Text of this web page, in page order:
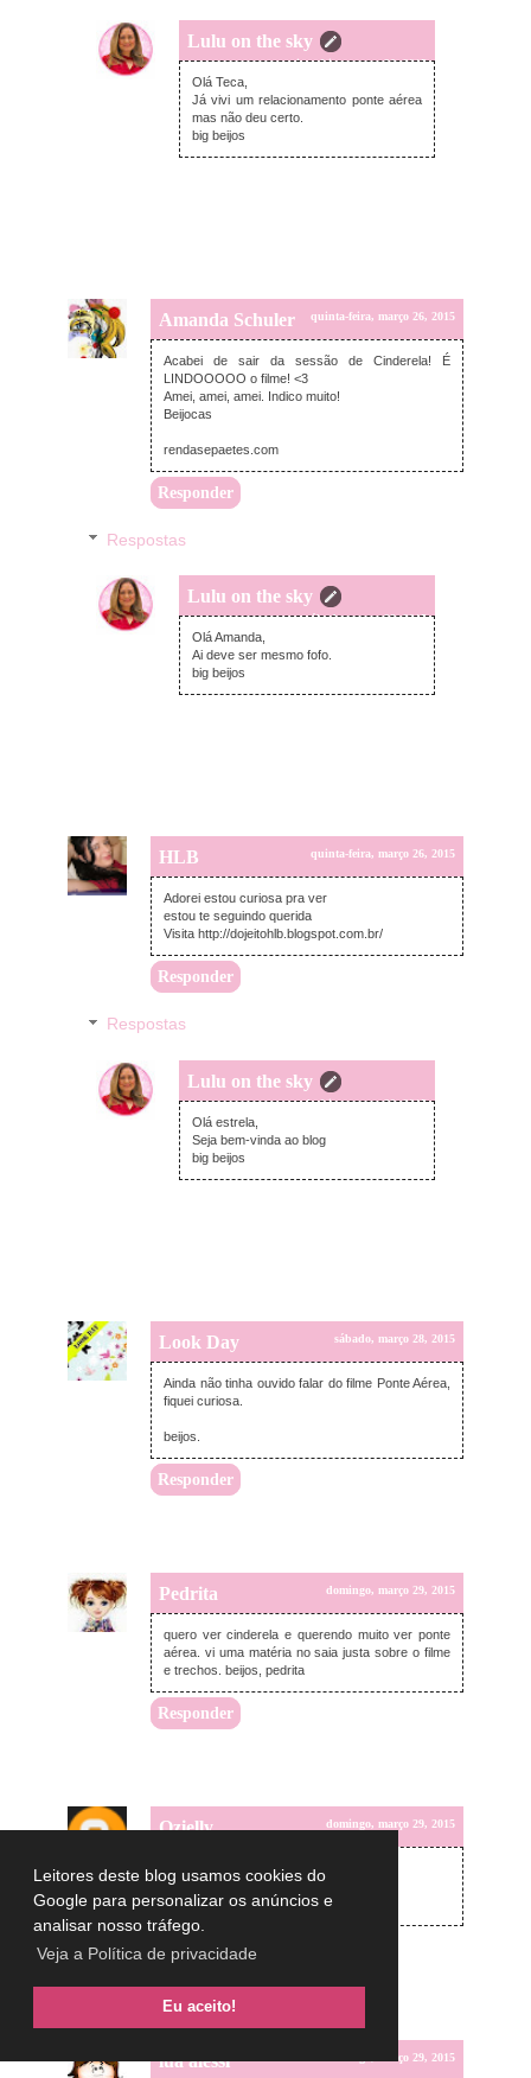
Leitores deste blog usamos cookies do
Google para personalizar os anúncios e
analisar nosso tráfego.
Veja a Política de privacidade
Eu aceito!
Lulu on the sky
quinta-feira, março 26, 2015
Olá Teca,
Já vivi um relacionamento ponte aérea
mas não deu certo.
big beijos
Amanda Schuler quinta-feira, março 26, 2015
Acabei de sair da sessão de Cinderela! É
LINDOOOOO o filme! <3
Amei, amei, amei. Indico muito!
Beijocas
rendasepaetes.com
Responder
Respostas
Lulu on the sky
sábado, março 28, 2015
Olá Amanda,
Ai deve ser mesmo fofo.
big beijos
HLB quinta-feira, março 26, 2015
Adorei estou curiosa pra ver
estou te seguindo querida
Visita http://dojeitohlb.blogspot.com.br/
Responder
Respostas
Lulu on the sky
segunda-feira, março 30, 2015
Olá estrela,
Seja bem-vinda ao blog
big beijos
Look Day sábado, março 28, 2015
Ainda não tinha ouvido falar do filme Ponte Aérea,
fiquei curiosa.
beijos.
Responder
Pedrita domingo, março 29, 2015
quero ver cinderela e querendo muito ver ponte
aérea. vi uma matéria no saia justa sobre o filme
e trechos. beijos, pedrita
Responder
Ozielly domingo, março 29, 2015
Eu tô doida pra assistir Cinderela *-*
Beijinhos :*
www.vidadebloguette.com
Responder
lua alessi domingo, março 29, 2015